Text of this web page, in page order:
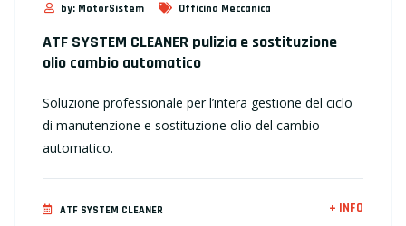
by: MotorSistem Officina Meccanica
ATF SYSTEM CLEANER pulizia e sostituzione
olio cambio automatico
Soluzione professionale per l’intera gestione del ciclo
di manutenzione e sostituzione olio del cambio
automatico.
ATF SYSTEM CLEANER + INFO